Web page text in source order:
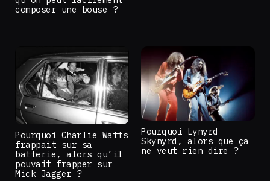
composer une bouse ?
Pourquoi Charlie Watts
frappait sur sa
batterie, alors qu’il
pouvait frapper sur
Mick Jagger ?
Pourquoi Lynyrd
Skynyrd, alors que ça
ne veut rien dire ?